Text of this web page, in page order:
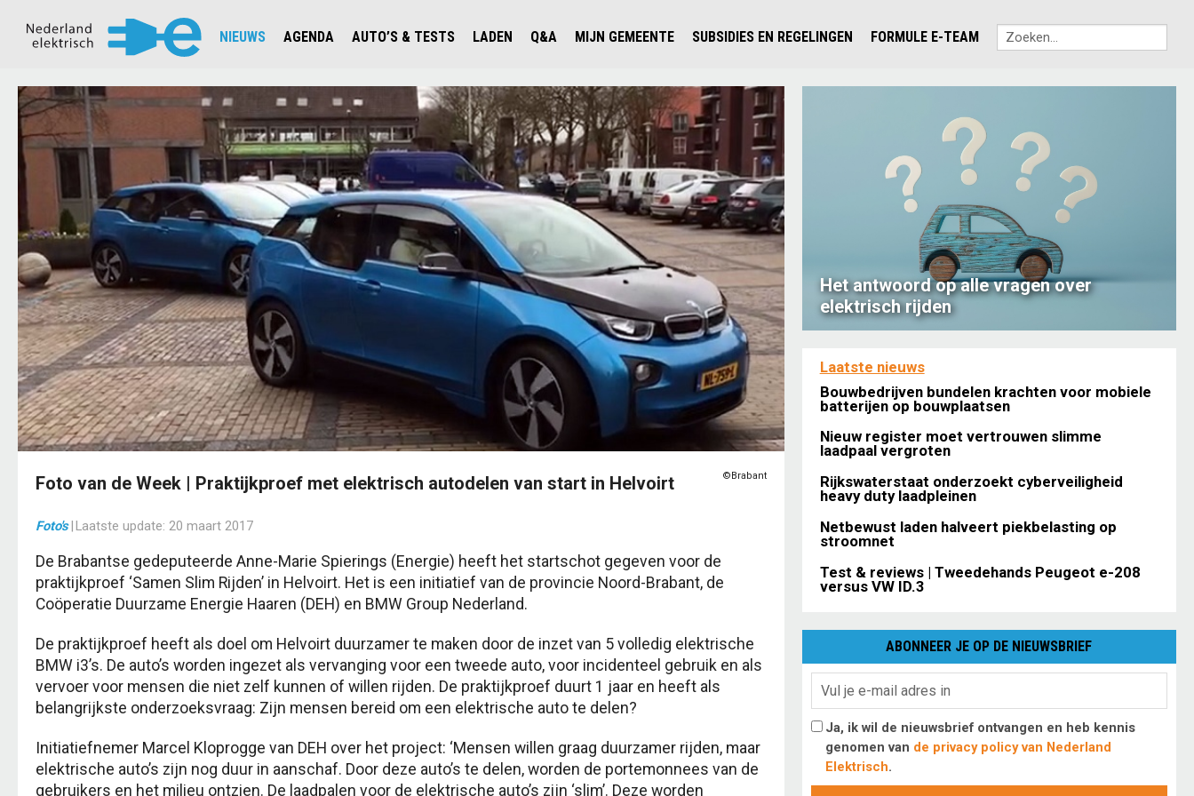
NIEUWS
CIJFERS EN STATISTIEKEN EV'S IN NEDERLAND
AANMELDEN NIEUWSBRIEF
AGENDA
AUTO’S & TESTS
AUTOTESTS
JOUW VOLGENDE AUTO ELEKTRISCH?
LADEN
LADEN IN HET BUITENLAND
Q&A
KOSTEN & MODELLEN
OPLADEN
SLIM LADEN
VEILIGHEID
MILIEU
AFSTAND
AUTODELEN
MIJN GEMEENTE
KENNISLOKET GEMEENTEN
VVE
SUBSIDIES EN REGELINGEN FORMULE E-TEAM
©Brabant
Foto van de Week | Praktijkproef met elektrisch autodelen van start in Helvoirt
Foto's|Laatste update: 20 maart 2017
De Brabantse gedeputeerde Anne-Marie Spierings (Energie) heeft het startschot gegeven voor de
praktijkproef ‘Samen Slim Rijden’ in Helvoirt. Het is een initiatief van de provincie Noord-Brabant, de
Coöperatie Duurzame Energie Haaren (DEH) en BMW Group Nederland.
De praktijkproef heeft als doel om Helvoirt duurzamer te maken door de inzet van 5 volledig elektrische
BMW i3’s. De auto’s worden ingezet als vervanging voor een tweede auto, voor incidenteel gebruik en als
vervoer voor mensen die niet zelf kunnen of willen rijden. De praktijkproef duurt 1 jaar en heeft als
belangrijkste onderzoeksvraag: Zijn mensen bereid om een elektrische auto te delen?
Initiatiefnemer Marcel Kloprogge van DEH over het project: ‘Mensen willen graag duurzamer rijden, maar
elektrische auto’s zijn nog duur in aanschaf. Door deze auto’s te delen, worden de portemonnees van de
gebruikers en het milieu ontzien. De laadpalen voor de elektrische auto’s zijn ‘slim’. Deze worden
Het antwoord op alle vragen over
elektrisch rijden
Laatste nieuws
Bouwbedrijven bundelen krachten voor mobiele
batterijen op bouwplaatsen
Nieuw register moet vertrouwen slimme
laadpaal vergroten
Rijkswaterstaat onderzoekt cyberveiligheid
heavy duty laadpleinen
Netbewust laden halveert piekbelasting op
stroomnet
Test & reviews | Tweedehands Peugeot e-208
versus VW ID.3
ABONNEER JE OP DE NIEUWSBRIEF
Ja, ik wil de nieuwsbrief ontvangen en heb kennis
genomen van de privacy policy van Nederland
Elektrisch.